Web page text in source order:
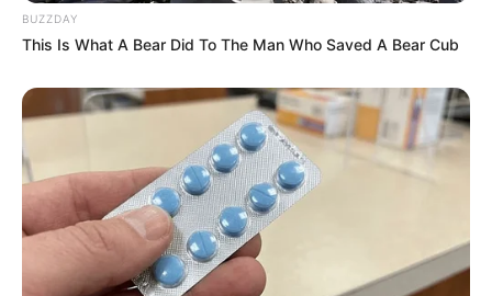
BUZZDAY
This Is What A Bear Did To The Man Who Saved A Bear Cub